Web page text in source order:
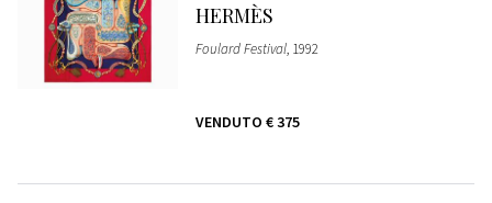
HERMÈS
Foulard Festival, 1992
VENDUTO € 375